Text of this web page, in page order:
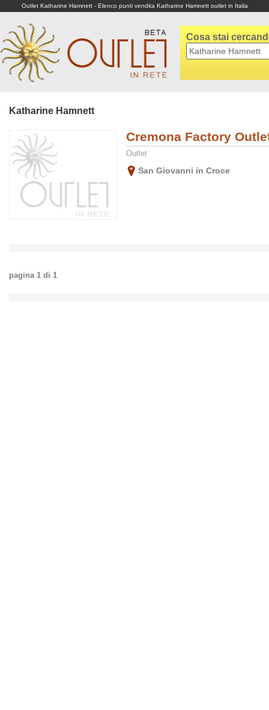
Outlet Katharine Hamnett - Elenco punti vendita Katharine Hamnett outlet in Italia
Cosa stai
Katharine Hamnett
Cremona Factory
Outlet
San Giovanni in Croce
pagina 1 di 1